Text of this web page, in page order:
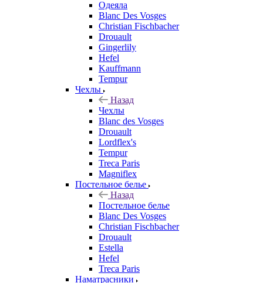
Одеяла
Blanc Des Vosges
Christian Fischbacher
Drouault
Gingerlily
Hefel
Kauffmann
Tempur
Чехлы
Назад
Чехлы
Blanc des Vosges
Drouault
Lordflex's
Tempur
Treca Paris
Magniflex
Постельное белье
Назад
Постельное белье
Blanc Des Vosges
Christian Fischbacher
Drouault
Estella
Hefel
Treca Paris
Наматрасники